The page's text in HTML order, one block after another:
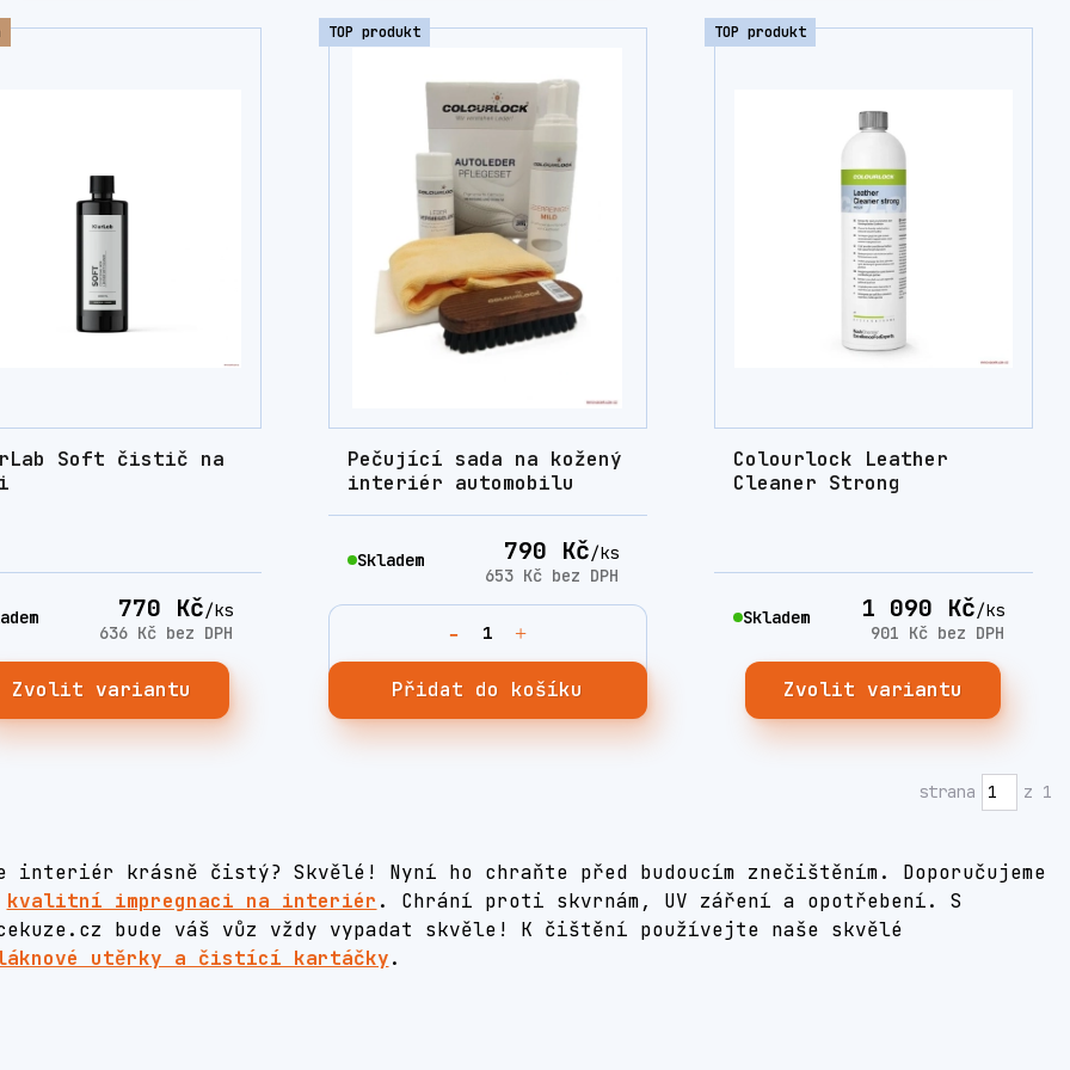
Soft čistič na
770 Kč/ks
636 Kč bez DPH
Zvolit variantu
TOP produkt
Pečující sada na kožený
interiér automobilu
790 Kč/ks
653 Kč bez DPH
Skladem
Přidat do košíku
TOP produkt
Colourlock Leather
Cleaner Strong
1 090 Kč/ks
901 Kč bez DPH
Skladem
Zvolit variantu
strana z 1
interiér krásně čistý? Skvělé! Nyní ho chraňte před budoucím znečištěním. Doporučujeme
kvalitní impregnaci na interiér . Chrání proti skvrnám, UV záření a opotřebení. S
bude váš vůz vždy vypadat skvěle! K čištění používejte naše skvělé
utěrky a čistící kartáčky.